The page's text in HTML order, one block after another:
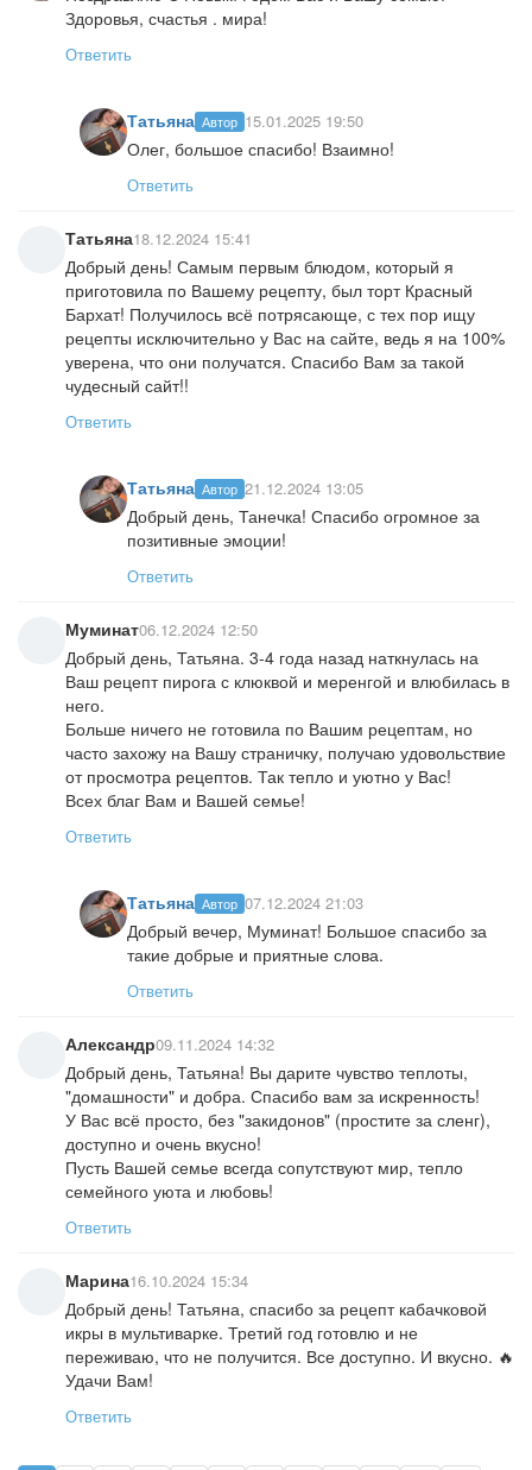
Здоровья, счастья . мира!
Ответить
Татьяна Автор 15.01.2025 19:50
Олег, большое спасибо! Взаимно!
Ответить
Татьяна18.12.2024 15:41
Добрый день! Самым первым блюдом, который я
приготовила по Вашему рецепту, был торт Красный
Бархат! Получилось всё потрясающе, с тех пор ищу
рецепты исключительно у Вас на сайте, ведь я на 100%
уверена, что они получатся. Спасибо Вам за такой
чудесный сайт!!
Ответить
Татьяна Автор 21.12.2024 13:05
Добрый день, Танечка! Спасибо огромное за
позитивные эмоции!
Ответить
Муминат06.12.2024 12:50
Добрый день, Татьяна. 3-4 года назад наткнулась на
Ваш рецепт пирога с клюквой и меренгой и влюбилась в
него.
Больше ничего не готовила по Вашим рецептам, но
часто захожу на Вашу страничку, получаю удовольствие
от просмотра рецептов. Так тепло и уютно у Вас!
Всех благ Вам и Вашей семье!
Ответить
Татьяна Автор 07.12.2024 21:03
Добрый вечер, Муминат! Большое спасибо за
такие добрые и приятные слова.
Ответить
Александр09.11.2024 14:32
Добрый день, Татьяна! Вы дарите чувство теплоты,
"домашности" и добра. Спасибо вам за искренность!
У Вас всё просто, без "закидонов" (простите за сленг),
доступно и очень вкусно!
Пусть Вашей семье всегда сопутствуют мир, тепло
семейного уюта и любовь!
Ответить
Марина16.10.2024 15:34
Добрый день! Татьяна, спасибо за рецепт кабачковой
икры в мультиварке. Третий год готовлю и не
переживаю, что не получится. Все доступно. И вкусно. 🔥
Удачи Вам!
Ответить